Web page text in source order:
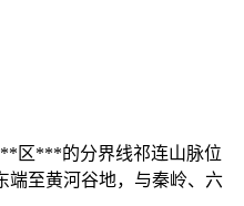
区***的分界线祁连山脉位
端至黄河谷地，与秦岭、六